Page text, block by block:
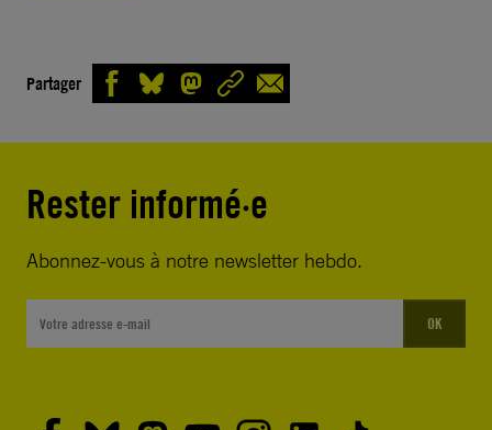
Partager
Rester informé·e
Abonnez-vous à notre newsletter hebdo.
OK